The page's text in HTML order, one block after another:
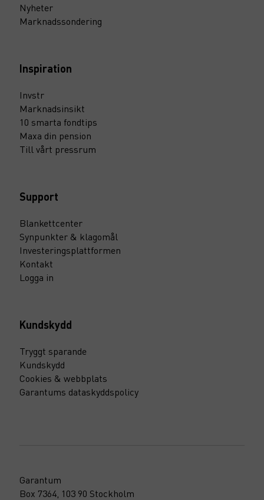
Nyheter
Marknadssondering
Inspiration
Invstr
Marknadsinsikt
10 smarta fondtips
Maxa din pension
Till vårt pressrum
Support
Blankettcenter
Synpunkter & klagomål
Investeringsplattformen
Kontakt
Logga in
Kundskydd
Tryggt sparande
Kundskydd
Cookies & webbplats
Garantums dataskyddspolicy
Garantum
Box 7364, 103 90 Stockholm